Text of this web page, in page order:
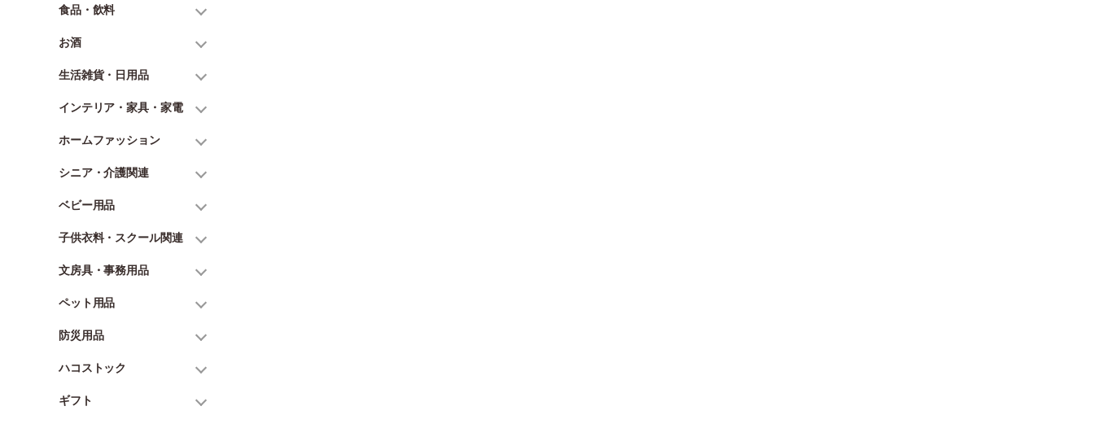
食品・飲料
お酒
生活雑貨・日用品
インテリア・家具・家電
ホームファッション
シニア・介護関連
ベビー用品
子供衣料・スクール関連
文房具・事務用品
ペット用品
防災用品
ハコストック
ギフト